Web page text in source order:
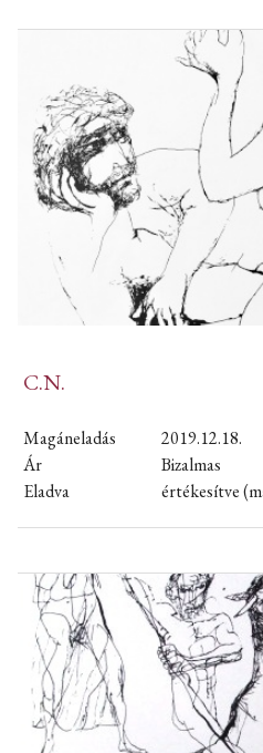
C.N.
Magáneladás
2019.12.18.
Ár
Bizalmas
Eladva
értékesítve